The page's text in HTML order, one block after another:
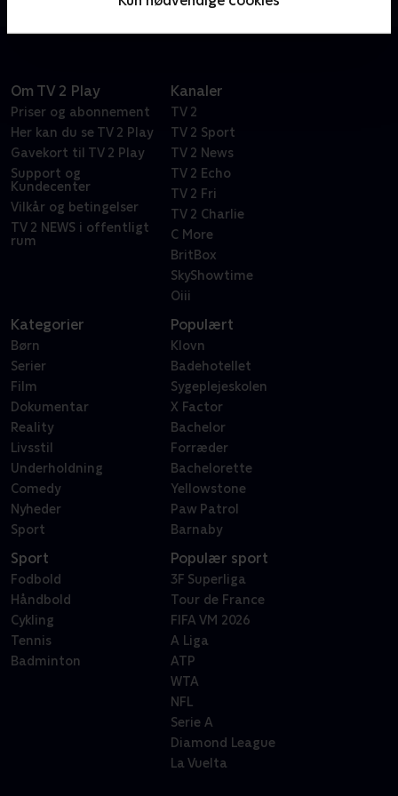
Om TV 2 Play
Priser og abonnement
Her kan du se TV 2 Play
Gavekort til TV 2 Play
Support og
Kundecenter
Vilkår og betingelser
TV 2 NEWS i offentligt
rum
Kanaler
TV 2
TV 2 Sport
TV 2 News
TV 2 Echo
TV 2 Fri
TV 2 Charlie
C More
BritBox
SkyShowtime
Oiii
Kategorier
Børn
Serier
Film
Dokumentar
Reality
Livsstil
Underholdning
Comedy
Nyheder
Sport
Populært
Klovn
Badehotellet
Sygeplejeskolen
X Factor
Bachelor
Forræder
Bachelorette
Yellowstone
Paw Patrol
Barnaby
Sport
Fodbold
Håndbold
Cykling
Tennis
Badminton
Populær sport
3F Superliga
Tour de France
FIFA VM 2026
A Liga
ATP
WTA
NFL
Serie A
Diamond League
La Vuelta